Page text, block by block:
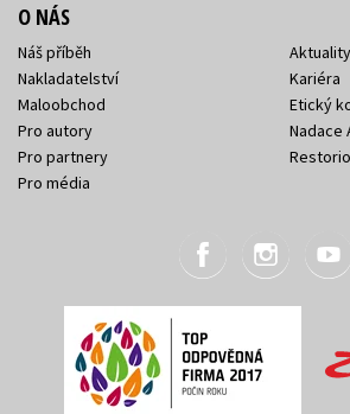
O NÁS
Náš příběh
Nakladatelství
Maloobchod
Pro autory
Pro partnery
Pro média
Aktuality
Kariéra
Etický
Nadace